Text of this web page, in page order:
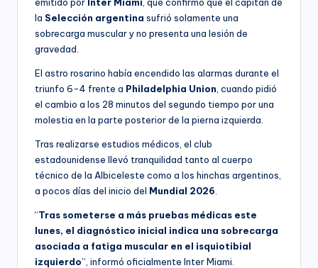
la Selección argentina sufrió solamente una
sobrecarga muscular y no presenta una lesión de
gravedad.
El astro rosarino había encendido las alarmas durante el
triunfo 6-4 frente a Philadelphia Union , cuando pidió
el cambio a los 28 minutos del segundo tiempo por una
molestia en la parte posterior de la pierna izquierda.
Tras realizarse estudios médicos, el club
estadounidense llevó tranquilidad tanto al cuerpo
técnico de la Albiceleste como a los hinchas argentinos,
a pocos días del inicio del Mundial 2026
“Tras someterse a más pruebas médicas este
lunes, el diagnóstico inicial indica una sobrecarga
asociada a fatiga muscular en el isquiotibial
izquierdo”, informó oficialmente Inter Miami.